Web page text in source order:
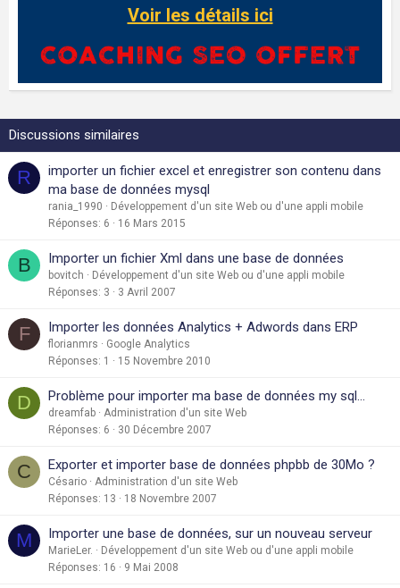
Voir les détails ici
Discussions similaires
R
importer un fichier excel et enregistrer son contenu dans
ma base de données mysql
rania_1990
Développement d'un site Web ou d'une appli mobile
Réponses 6 16 Mars 2015
B Importer un fichier Xml dans une base de données
bovitch
Développement d'un site Web ou d'une appli mobile
Réponses 3 3 Avril 2007
F Importer les données Analytics + Adwords dans ERP
florianmrs
Google Analytics
Réponses 1 15 Novembre 2010
D Problème pour importer ma base de données my sql...
dreamfab
Administration d'un site Web
Réponses 6 30 Décembre 2007
C Exporter et importer base de données phpbb de 30Mo ?
Césario
Administration d'un site Web
Réponses 13 18 Novembre 2007
M Importer une base de données, sur un nouveau serveur
MarieLer.
Développement d'un site Web ou d'une appli mobile
Réponses 16 9 Mai 2008